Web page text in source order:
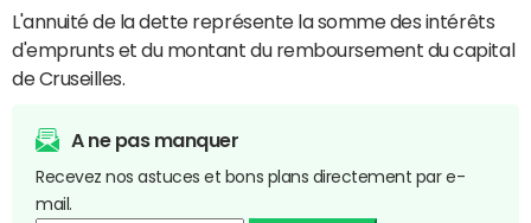
L'annuité de la dette représente la somme des intérêts
d'emprunts et du montant du remboursement du capital
de Cruseilles.
A ne pas manquer
Recevez nos astuces et bons plans directement par e-
mail.